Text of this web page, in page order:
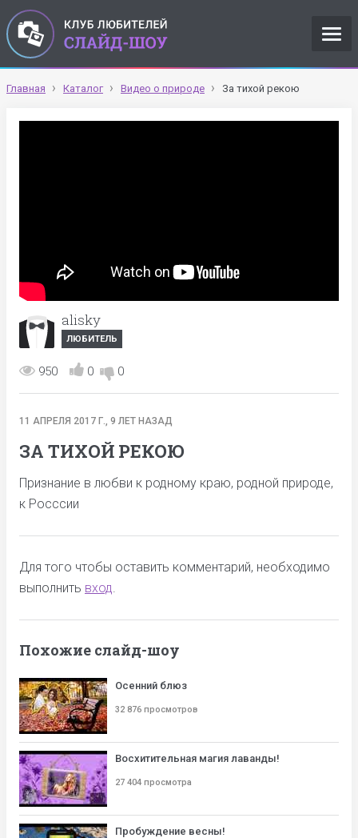
Главная Каталог Видео о природе За тихой рекою
alisky
ЛЮБИТЕЛЬ
950 0 0
11 АПРЕЛЯ 2017 Г., 9 ЛЕТ НАЗАД
ЗА ТИХОЙ РЕКОЮ
Признание в любви к родному краю, родной природе,
к Росссии
Для того чтобы оставить комментарий, необходимо
выполнить вход.
Похожие слайд-шоу
Осенний блюз
32 876 просмотров
Восхитительная магия лаванды!
27 404 просмотра
Пробуждение весны!